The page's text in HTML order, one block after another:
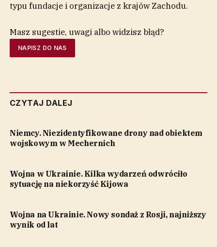
typu fundacje i organizacje z krajów Zachodu.
Masz sugestie, uwagi albo widzisz błąd?
NAPISZ DO NAS
CZYTAJ DALEJ
Niemcy. Niezidentyfikowane drony nad obiektem
wojskowym w Mechernich
Wojna w Ukrainie. Kilka wydarzeń odwróciło
sytuację na niekorzyść Kijowa
Wojna na Ukrainie. Nowy sondaż z Rosji, najniższy
wynik od lat